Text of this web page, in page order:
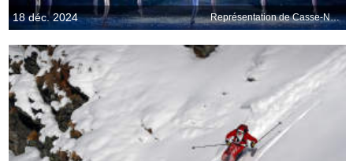
18 déc. 2024 Représentation de Casse-Noisette par l’English National Ballet